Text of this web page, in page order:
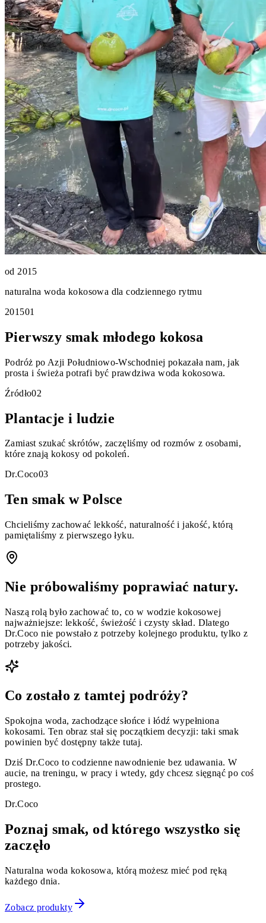
od 2015
naturalna woda kokosowa dla codziennego rytmu
201501
Pierwszy smak młodego kokosa
Podróż po Azji Południowo-Wschodniej pokazała nam, jak
prosta i świeża potrafi być prawdziwa woda kokosowa.
Źródło02
Plantacje i ludzie
Zamiast szukać skrótów, zaczęliśmy od rozmów z osobami,
które znają kokosy od pokoleń.
Dr.Coco03
Ten smak w Polsce
Chcieliśmy zachować lekkość, naturalność i jakość, którą
pamiętaliśmy z pierwszego łyku.
Nie próbowaliśmy poprawiać natury.
Naszą rolą było zachować to, co w wodzie kokosowej
najważniejsze: lekkość, świeżość i czysty skład. Dlatego
Dr.Coco nie powstało z potrzeby kolejnego produktu, tylko z
potrzeby jakości.
Co zostało z tamtej podróży?
Spokojna woda, zachodzące słońce i łódź wypełniona
kokosami. Ten obraz stał się początkiem decyzji: taki smak
powinien być dostępny także tutaj.
Dziś Dr.Coco to codzienne nawodnienie bez udawania. W
aucie, na treningu, w pracy i wtedy, gdy chcesz sięgnąć po coś
prostego.
Dr.Coco
Poznaj smak, od którego wszystko się
zaczęło
Naturalna woda kokosowa, którą możesz mieć pod ręką
każdego dnia.
Zobacz produkty